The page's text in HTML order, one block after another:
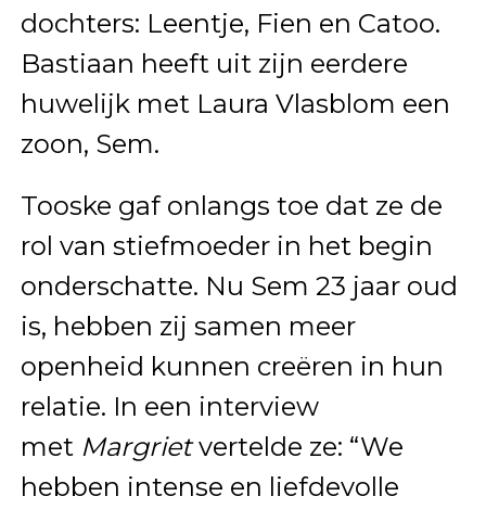
dochters: Leentje, Fien en Catoo.
Bastiaan heeft uit zijn eerdere
huwelijk met Laura Vlasblom een
zoon, Sem.
Tooske gaf onlangs toe dat ze de
rol van stiefmoeder in het begin
onderschatte. Nu Sem 23 jaar oud
is, hebben zij samen meer
openheid kunnen creëren in hun
relatie. In een interview
met Margrietvertelde ze: “We
hebben intense en liefdevolle